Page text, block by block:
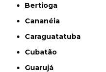
Bertioga
Cananéia
Caraguatatuba
Cubatão
Guarujá